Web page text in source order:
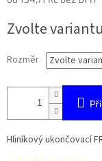
cena:
Zvolte variantu
Rozměr
Hliníkový ukončovací